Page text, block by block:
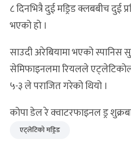
८ दिनभित्रै दुई मड्रिड क्लबबीच दुई
भएको हो ।
साउदी अरेबियामा भएको
सेमिफाइनलमा रियलले
५-३ ले पराजित गरेको थियो ।
कोपा डेल रे क्वाटरफाइनल ड्र
एट्लेटिको मड्रिड